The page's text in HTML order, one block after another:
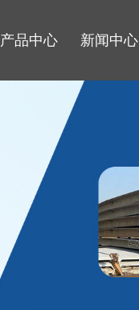
产品中心 新闻中心